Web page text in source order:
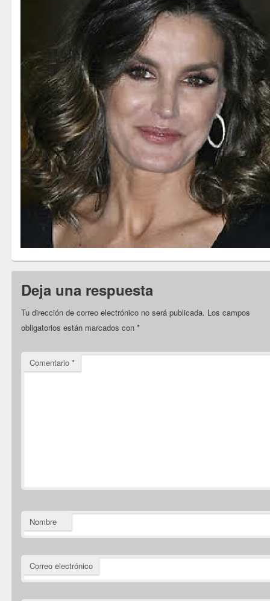
Deja una respuesta
Tu dirección de correo electrónico no será publicada. Los campos
obligatorios están marcados con*
Comentario*
Nombre
Correo electrónico